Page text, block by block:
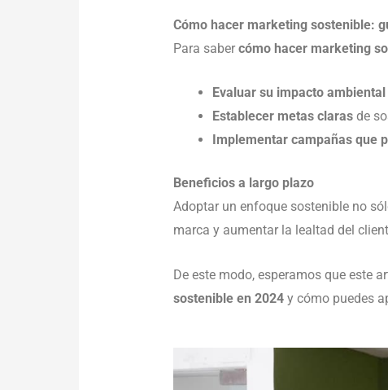
Cómo hacer marketing sostenible:
Para sabercómo hacer marketing
Evaluar su impacto ambiental
Establecer metas claras de
Implementar campañas que
Beneficios a largo plazo
Adoptar un enfoque sostenible no
marca y aumentar la lealtad del
De este modo, esperamos que este
sostenible en 2024 y cómo puedes